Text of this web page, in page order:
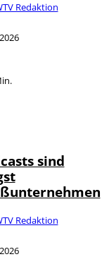
Redaktion
sind
Redaktion